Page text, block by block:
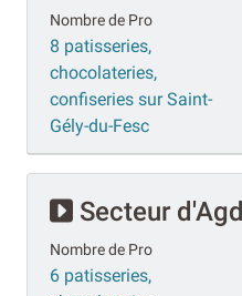
Nombre de Pro
8 patisseries,
chocolateries,
confiseries sur Saint-
Gély-du-Fesc
Secteur
Nombre de Pro
6 patisseries,